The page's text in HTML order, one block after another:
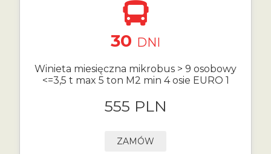
30 DNI
Winieta miesięczna mikrobus > 9 osobowy
<=3,5 t max 5 ton M2 min 4 osie EURO 1
555 PLN
ZAMÓW